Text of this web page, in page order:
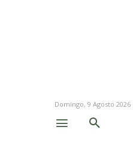
Domingo, 9 Agosto 2026